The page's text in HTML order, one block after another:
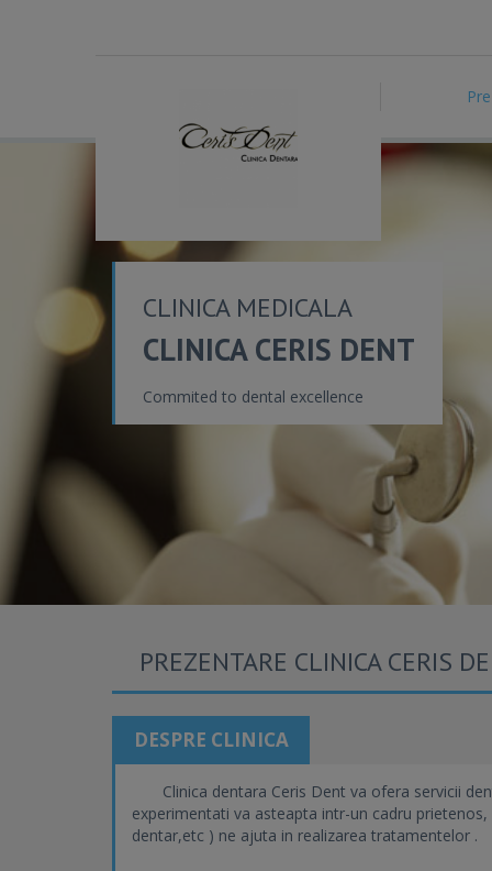
CLINICA MEDICALA
CLINICA CERIS DENT
Commited to dental excellence
PREZENTARE CLINICA CERIS
DESPRE CLINICA
Clinica dentara Ceris Dent va ofera servicii
experimentati va asteapta intr-un cadru
dentar,etc ) ne ajuta in realizarea tratamentelor .